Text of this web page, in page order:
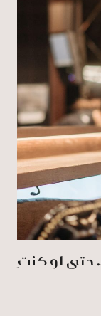
حتى لو كنتِ